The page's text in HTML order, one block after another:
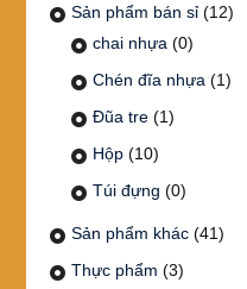
Sản phẩm bán sỉ (12)
chai nhựa (0)
Chén đĩa nhựa (1)
Đũa tre (1)
Hộp (10)
Túi đựng (0)
Sản phẩm khác (41)
Thực phẩm (3)